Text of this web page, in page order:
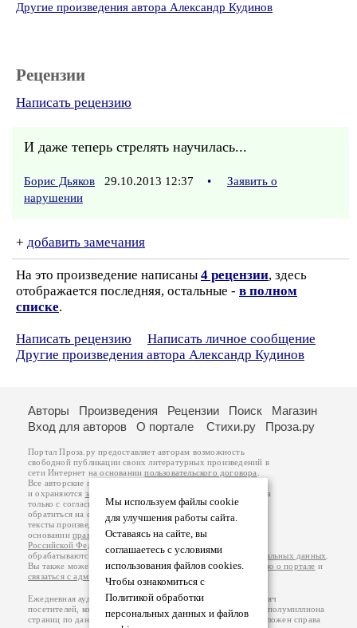
Другие произведения автора Александр Кудинов
Рецензии
Написать рецензию
И даже теперь стрелять научилась...
Борис Дьяков 29.10.2013 12:37 •
Заявить о
нарушении
+ добавить замечания
На это произведение написаны 4 рецензии, здесь
отображается последняя, остальные - в полном
списке.
Написать рецензию
Написать личное сообщение
Другие произведения автора Александр Кудинов
Мы используем файлы cookie
для улучшения работы сайта.
Оставаясь на сайте, вы
соглашаетесь с условиями
использования файлов cookies.
Чтобы ознакомиться с
Политикой обработки
персональных данных и файлов
Авторы Произведения Рецензии Поиск
Магазин
Вход для авторов
О портале Стихи.ру Проза.ру
Портал Проза.ру предоставляет авторам возможность
свободной публикации своих литературных произведений в
сети Интернет на основаниипользовательского договора
Все авторские права на произведения принадлежат авторам
и охраняются законом
. Перепечатка произведений возможна
только с согласия его автора, к которому вы можете
обратиться на его авторской странице. Ответственность за
тексты произведений авторы несут самостоятельно на
основанииправил публикацииизаконодательства
Российской Федерации
обрабатываются на основанииПолитики обработки персональных данных
Вы также можете посмотреть более подробнуюинформацию о портале и
связаться с администрацией
Ежедневная аудитория портала Проза.ру – порядка 100 тысяч
посетителей, которые в общей сумме просматривают более полумиллиона
страниц по данным счетчика посещаемости, который расположен справа